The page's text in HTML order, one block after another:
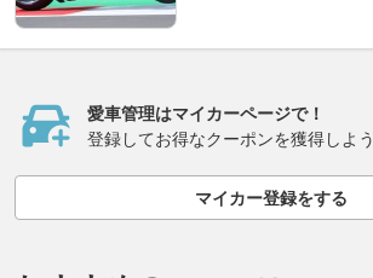
愛車管理はマイカーページで！
登録してお得なクーポンを獲得しよう
マイカー登録をする